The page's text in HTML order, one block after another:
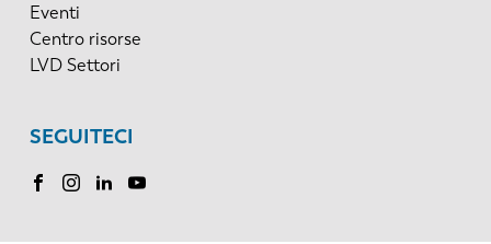
Eventi
Centro risorse
LVD Settori
SEGUITECI